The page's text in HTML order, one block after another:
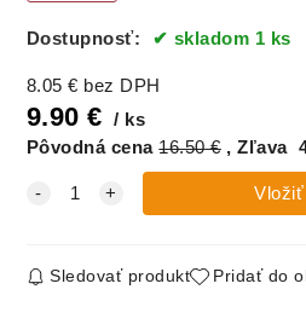
Dostupnosť: skladom 1 ks
8.05 € bez DPH
9.90 €
ks
Pôvodná cena 16.50€ Zľava
Sledovať produkt Pridať do